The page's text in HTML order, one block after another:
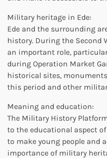
Military heritage in Ede:
Ede and the surrounding
history. During the Second
an important role,
during Operation Market
historical sites,
this period and other
Meaning and education:
The Military History
to the educational aspect
to make young people and
importance of military